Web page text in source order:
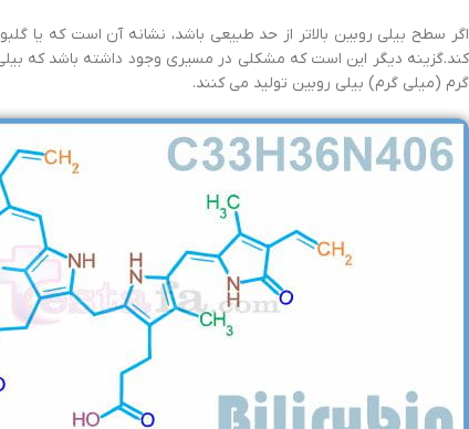
اگر سطح بیلی روبین بالاتر از حد طبیعی باشد، نشانه آن است که یا
گرم (میلی گرم) بیلی روبین تولید می کنند.